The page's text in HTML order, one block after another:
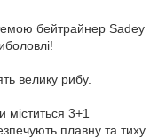
бейтрайнер Sadey
велику рибу.
міститься 3+1
плавну та тиху